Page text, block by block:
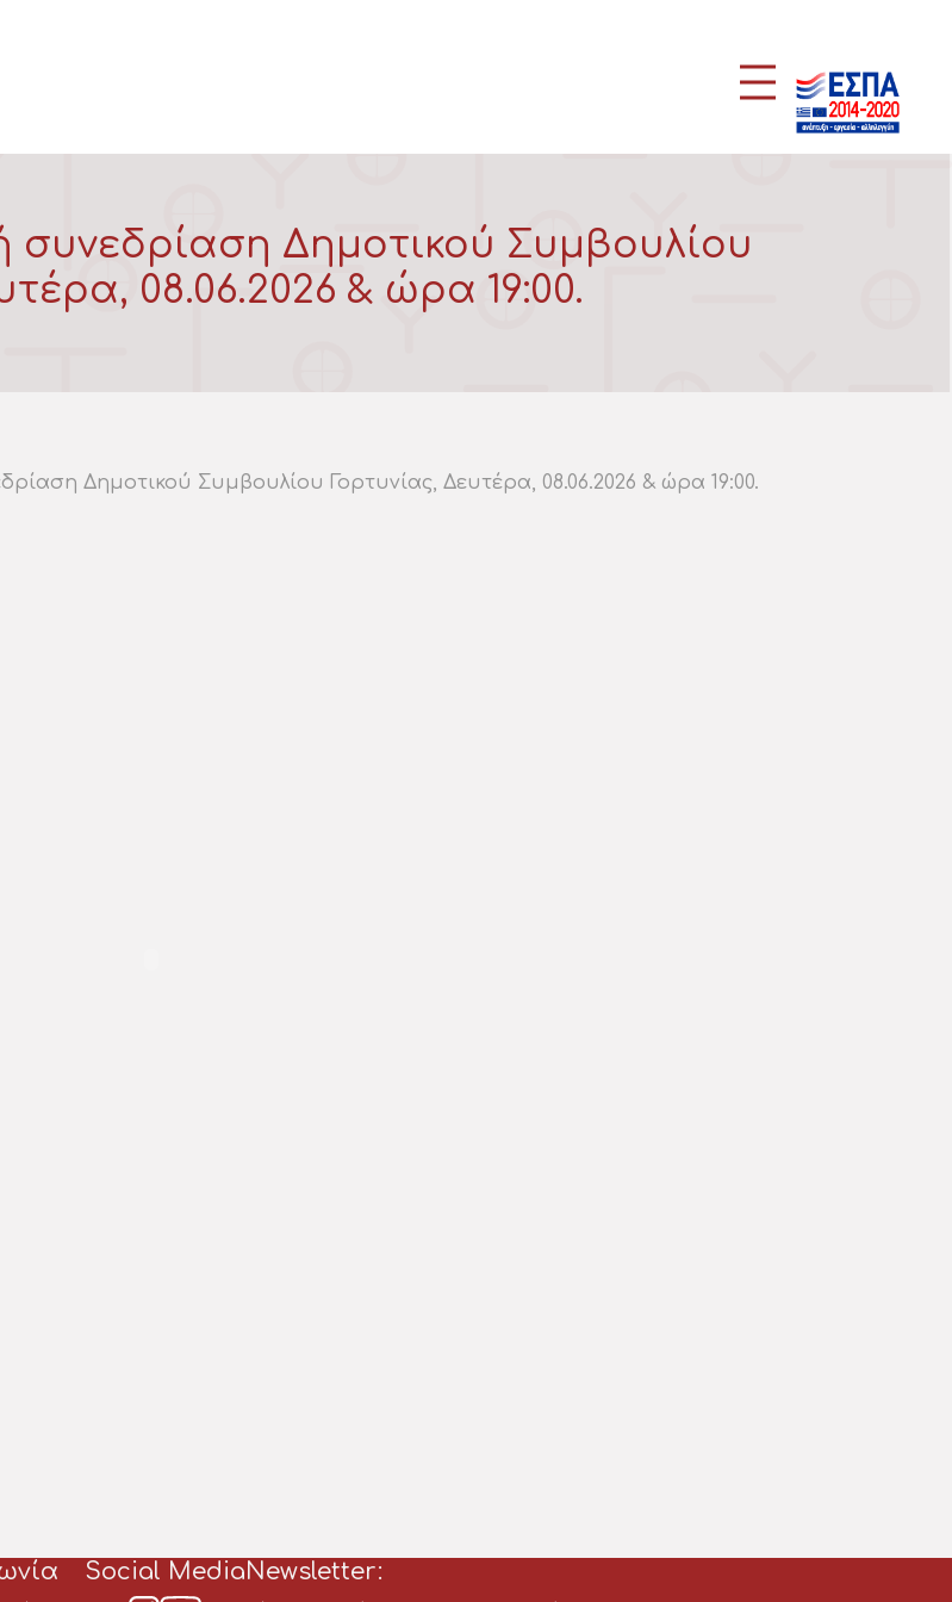
συνεδρίαση Δημοτικού Συμβουλίου
08.06.2026 & ώρα 19:00.
Δημοτικού Συμβουλίου Γορτυνίας, Δευτέρα, 08.06.2026 & ώρα 19:00.
Social MediaNewsletter: